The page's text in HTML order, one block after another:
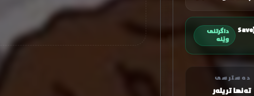
دروستکردنی پۆستەر (Save
داگرتنی
وێنە
دەسترسی
تەنها تریلەر